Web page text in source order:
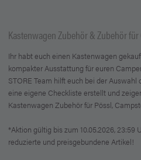
Kastenwagen Zubehör & Zubehör für
Ihr habt euch einen Kastenwagen
kompakter Ausstattung für euren
STORE Team hilft euch bei der
eine eigene Checkliste erstellt und
Kastenwagen Zubehör für Pössl,
*Aktion gültig bis zum 10.05.2026, 23:59
reduzierte und preisgebundene Artikel!